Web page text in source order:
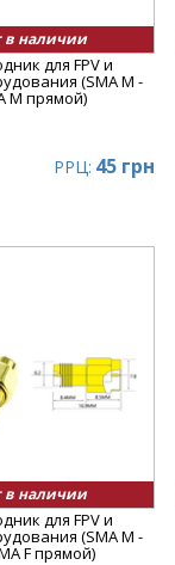
в наличии
для FPV и
(SMA M -
M прямой)
РРЦ: 45 грн
в наличии
для FPV и
(SMA M -
F прямой)